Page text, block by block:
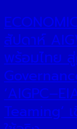
สัปดาห์
พร้อมไทย
Teaming’